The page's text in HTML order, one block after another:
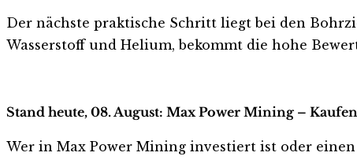
Der nächste praktische Schritt liegt bei den
Wasserstoff und Helium, bekommt die hohe
Stand heute, 08. August: Max Power Mining –
Wer in Max Power Mining investiert ist oder